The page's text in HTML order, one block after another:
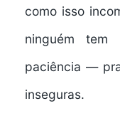
como isso
ninguém
paciência —
inseguras.